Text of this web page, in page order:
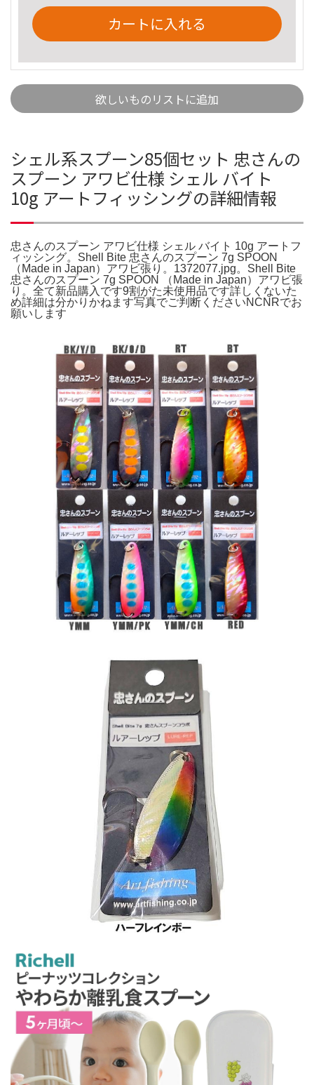
カートに入れる
欲しいものリストに追加
シェル系スプーン85個セット 忠さんの
スプーン アワビ仕様 シェル バイト
10g アートフィッシングの詳細情報
忠さんのスプーン アワビ仕様 シェル バイト 10g アートフ
ィッシング。Shell Bite 忠さんのスプーン 7g SPOON
（Made in Japan）アワビ張り。1372077.jpg。Shell Bite
忠さんのスプーン 7g SPOON （Made in Japan）アワビ張
り。全て新品購入です9割がた未使用品です詳しくないた
め詳細は分かりかねます写真でご判断くださいNCNRでお
願いします